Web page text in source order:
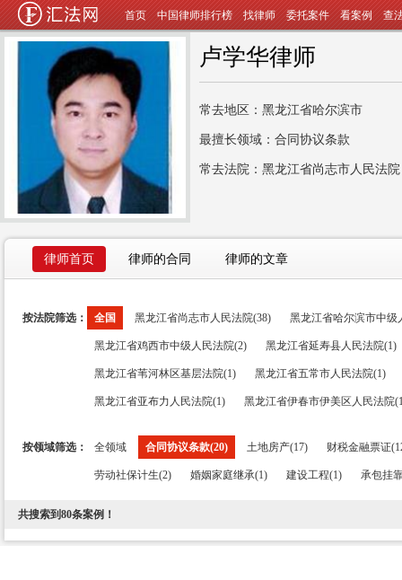
首页 中国律师排行榜 找律师 委托案件 看案例 查
卢学华律师
常去地区：黑龙江省哈尔滨市
最擅长领域：合同协议条款
常去法院：黑龙江省尚志市人民法院
律师首页 律师的合同 律师的文章
按法院筛选： 全国 黑龙江省尚志市人民法院(38) 黑龙江省哈尔滨市中级
黑龙江省鸡西市中级人民法院(2) 黑龙江省延寿县人民法院(1)
黑龙江省苇河林区基层法院(1) 黑龙江省五常市人民法院(1)
黑龙江省亚布力人民法院(1) 黑龙江省伊春市伊美区人民法院
按领域筛选： 全领域 合同协议条款(20) 土地房产(17) 财税金融票证
劳动社保计生(2) 婚姻家庭继承(1) 建设工程(1) 承包挂
共搜索到80条案例！